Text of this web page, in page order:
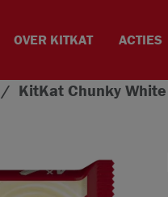
OVER KITKAT ACTIES
KitKat Chunky